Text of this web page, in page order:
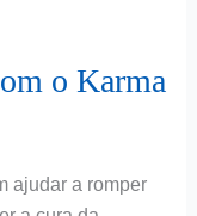
o Karma
ajudar a romper